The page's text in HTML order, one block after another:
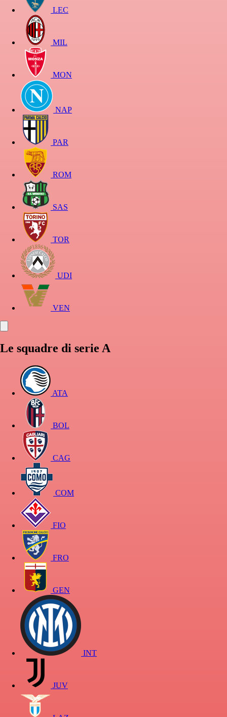
LEC
MIL
MON
NAP
PAR
ROM
SAS
TOR
UDI
VEN
Le squadre di serie A
ATA
BOL
CAG
COM
FIO
FRO
GEN
INT
JUV